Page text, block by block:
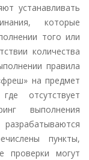
устанавливать
которые
того или
количества
правила
на предмет
отсутствует
выполнения
пункты,
проверки могут